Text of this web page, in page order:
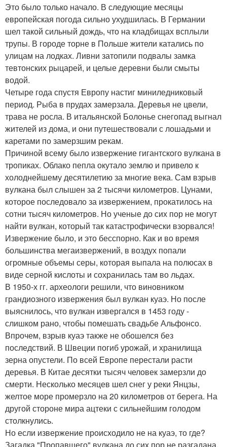
Это было только начало. В следующие месяцы
европейская погода сильно ухудшилась. В Германии
шел такой сильный дождь, что на кладбищах всплыли
трупы. В городе торне в Польше жители катались по
улицам на лодках. Ливни затопили подвалы замка
тевтонских рыцарей, и целые деревни были смыты
водой.
Четыре года спустя Европу настиг миниледниковый
период. Рыба в прудах замерзала. Деревья не цвели,
трава не росла. В итальянской Болонье снегопад выгнал
жителей из дома, и они путешествовали с лошадьми и
каретами по замерзшим рекам.
Причиной всему было извержение гигантского вулкана в
тропиках. Облако пепла окутало землю и привело к
холоднейшему десятилетию за многие века. Сам взрыв
вулкана был слышен за 2 тысячи километров. Цунами,
которое последовало за извержением, прокатилось на
сотни тысяч километров. Но ученые до сих пор не могут
найти вулкан, который так катастрофически взорвался!
Извержение было, и это бесспорно. Как и во время
большинства мегаизвержений, в воздух попали
огромные объемы серы, которая выпала на полюсах в
виде серной кислоты и сохранилась там во льдах.
В 1950-х гг. археологи решили, что виновником
грандиозного извержения был вулкан куаэ. Но после
выяснилось, что вулкан извергался в 1453 году -
слишком рано, чтобы помешать свадьбе Альфонсо.
Впрочем, взрыв куаэ также не обошелся без
последствий. В Швеции погиб урожай, и хранилища
зерна опустели. По всей Европе перестали расти
деревья. В Китае десятки тысяч человек замерзли до
смерти. Несколько месяцев шел снег у реки Янцзы,
желтое море промерзло на 20 километров от берега. На
другой стороне мира ацтеки с сильнейшим голодом
столкнулись.
Но если извержение происходило не на куаэ, то где?
Загадка "Пропавшего" вулкана до сих пор не разгадана.